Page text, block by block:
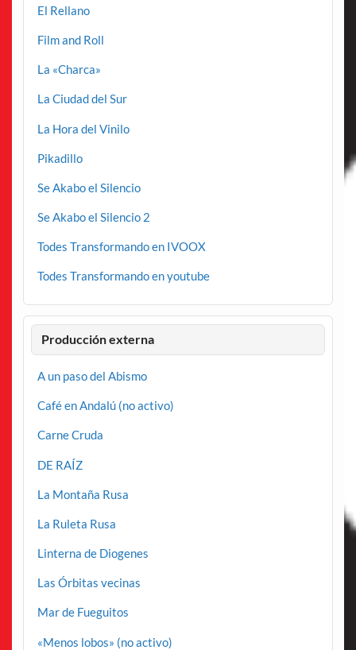
El Rellano
Film and Roll
La «Charca»
La Ciudad del Sur
La Hora del Vinilo
Pikadillo
Se Akabo el Silencio
Se Akabo el Silencio 2
Todes Transformando en IVOOX
Todes Transformando en youtube
Producción externa
A un paso del Abismo
Café en Andalú (no activo)
Carne Cruda
DE RAÍZ
La Montaña Rusa
La Ruleta Rusa
Linterna de Diogenes
Las Órbitas vecinas
Mar de Fueguitos
«Menos lobos» (no activo)